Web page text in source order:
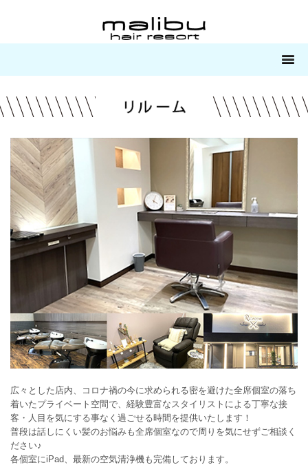
広々とした店内、コロナ禍の今に求められる密を避けた全席個室の落ち
着いたプライベート空間で、経験豊富なスタイリストによる丁寧な接
客・人目を気にする事なく過ごせる時間を提供いたします！
普段は話しにくい髪のお悩みも全席個室なので周りを気にせずご相談く
ださい♪
各個室にiPad、最新の空気清浄機も完備しております。